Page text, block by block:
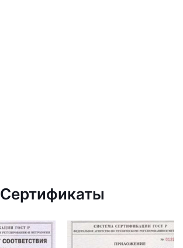
Сертификаты